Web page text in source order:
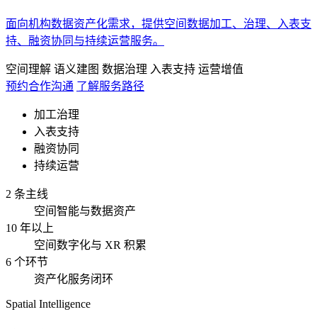
面向机构数据资产化需求，提供空间数据加工、治理、入表支
持、融资协同与持续运营服务。
空间理解 语义建图 数据治理 入表支持 运营增值
预约合作沟通 了解服务路径
加工治理
入表支持
融资协同
持续运营
2 条主线
空间智能与数据资产
10 年以上
空间数字化与 XR 积累
6 个环节
资产化服务闭环
Spatial Intelligence